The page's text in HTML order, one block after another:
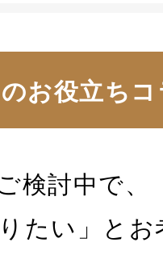
お役立ち
検討中で、
たい」と